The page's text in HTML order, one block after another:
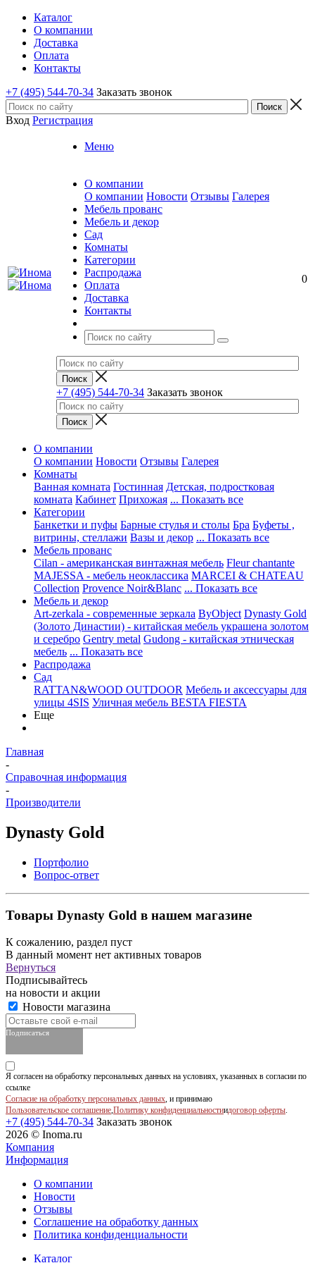
Каталог
О компании
Доставка
Оплата
Контакты
+7 (495) 544-70-34 Заказать звонок
Вход Регистрация
Меню
О компании
О компании Новости Отзывы Галерея
Мебель прованс
Мебель и декор
Сад
Комнаты
Категории
Распродажа
Оплата
Доставка
Контакты
+7 (495) 544-70-34 Заказать звонок
0
О компании
О компании Новости Отзывы Галерея
Комнаты
Ванная комната Гостинная Детская, подростковая
комната Кабинет Прихожая ... Показать все
Категории
Банкетки и пуфы Барные стулья и столы Бра Буфеты ,
витрины, стеллажи Вазы и декор ... Показать все
Мебель прованс
Cilan - американская винтажная мебель Fleur chantante
MAJESSA - мебель неоклассика MARCEI & CHATEAU
Collection Provence Noir&Blanc ... Показать все
Мебель и декор
Art-zerkala - современные зеркала ByObject Dynasty Gold
(Золото Династии) - китайская мебель украшена золотом
и серебро Gentry metal Gudong - китайская этническая
мебель ... Показать все
Распродажа
Сад
RATTAN&WOOD OUTDOOR Мебель и аксессуары для
улицы 4SIS Уличная мебель BESTA FIESTA
Еще
Главная
-
Справочная информация
-
Производители
Dynasty Gold
Портфолио
Вопрос-ответ
Товары Dynasty Gold в нашем магазине
К сожалению, раздел пуст
В данный момент нет активных товаров
Вернуться
Подписывайтесь
на новости и акции
Новости магазина
Подписаться
Я согласен на обработку персональных данных на условиях, указанных в согласии по
ссылке
Согласие на обработку персональных данных, и принимаю
Пользовательское соглашение,Политику конфиденциальностиидоговор оферты.
+7 (495) 544-70-34 Заказать звонок
2026 © Inoma.ru
Компания
Информация
О компании
Новости
Отзывы
Соглашение на обработку данных
Политика конфиденциальности
Каталог